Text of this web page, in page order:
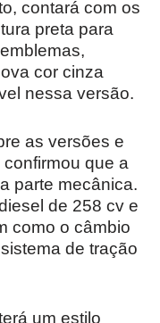
contará com os
preta para
cor cinza
nessa versão.
as versões e
que a
parte mecânica.
de 258 cv e
como o câmbio
de tração
um estilo